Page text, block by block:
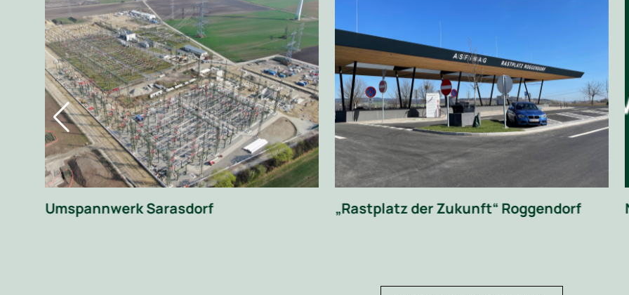
Umspannwerk Sarasdorf „Rastplatz der Zukunft“ Roggendorf